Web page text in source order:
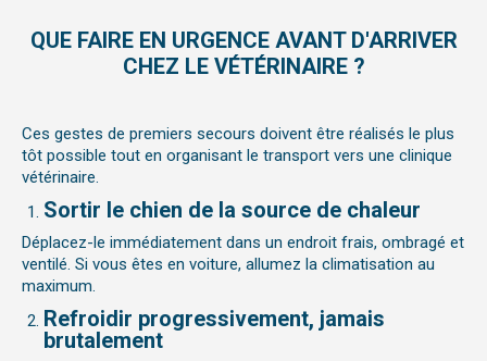
QUE FAIRE EN URGENCE AVANT D'ARRIVER
CHEZ LE VÉTÉRINAIRE ?
Ces gestes de premiers secours doivent être réalisés le plus
tôt possible tout en organisant le transport vers une clinique
vétérinaire.
Sortir le chien de la source de chaleur
Déplacez-le immédiatement dans un endroit frais, ombragé et
ventilé. Si vous êtes en voiture, allumez la climatisation au
maximum.
Refroidir progressivement, jamais
brutalement